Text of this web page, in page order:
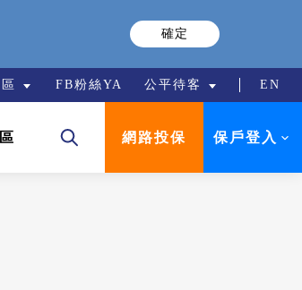
確定
網路投保 保戶登入
FB粉絲YA 公平待客 EN